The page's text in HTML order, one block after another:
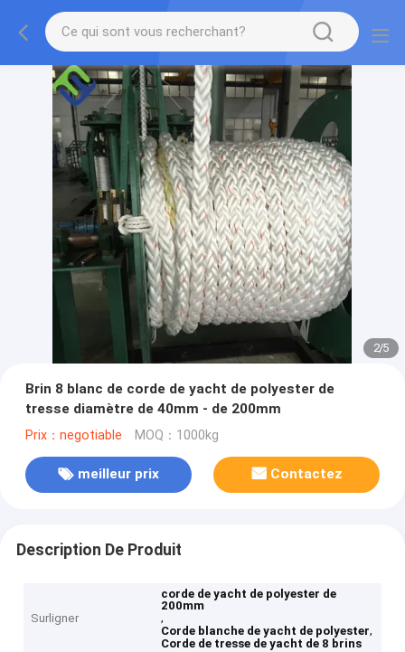
2/5
Brin 8 blanc de corde de yacht de polyester de
tresse diamètre de 40mm - de 200mm
Prix：negotiable MOQ：1000kg
meilleur prix Contactez
Description De Produit
Surligner
corde de yacht de polyester de
200mm
,
Corde blanche de yacht de polyester,
Corde de tresse de yacht de 8 brins